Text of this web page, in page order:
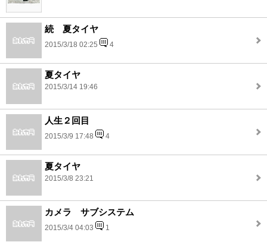
続 夏タイヤ
2015/3/18 02:25 4
夏タイヤ
2015/3/14 19:46
人生２回目
2015/3/9 17:48 4
夏タイヤ
2015/3/8 23:21
カメラ サブシステム
2015/3/4 04:03 1